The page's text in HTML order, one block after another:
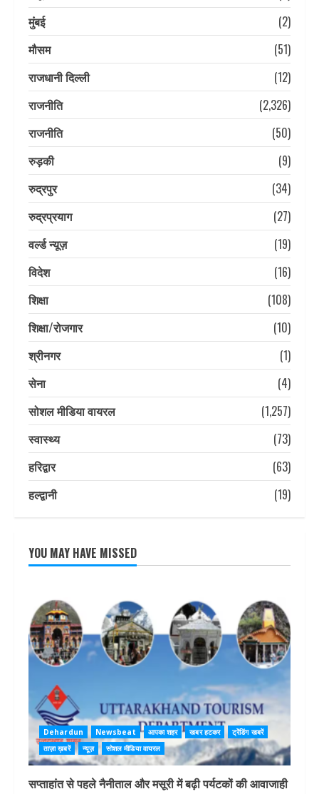
मुंबई
(2)
मौसम
(51)
राजधानी दिल्ली
(12)
राजनीति
(2,326)
राजनीति
(50)
रुड़की
(9)
रुद्रपुर
(34)
रुद्रप्रयाग
(27)
वर्ल्ड न्यूज़
(19)
विदेश
(16)
शिक्षा
(108)
शिक्षा/रोजगार
(10)
श्रीनगर
(1)
सेना
(4)
सोशल मीडिया वायरल
(1,257)
स्वास्थ्य
(73)
हरिद्वार
(63)
हल्द्वानी
(19)
YOU MAY HAVE MISSED
Dehardun Newsbeat आपका शहर खबर हटकर
ट्रेंडिंग खबरें
ताज़ा ख़बरें
न्यूज़ सोशल मीडिया वायरल
सप्ताहांत से पहले नैनीताल और मसूरी में बढ़ी पर्यटकों की आवाजाही